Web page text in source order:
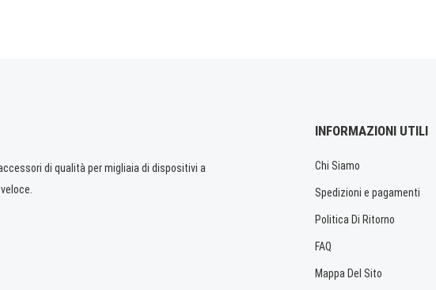
di qualità per migliaia di dispositivi a
INFORMAZIONI UTILI
Chi Siamo
Spedizioni e pagamenti
Politica Di Ritorno
FAQ
Mappa Del Sito